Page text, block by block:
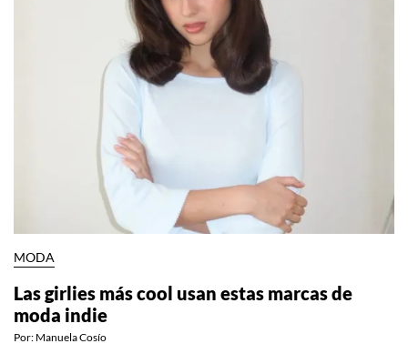
MODA
Las girlies más cool usan estas marcas de
moda indie
Por: Manuela Cosío